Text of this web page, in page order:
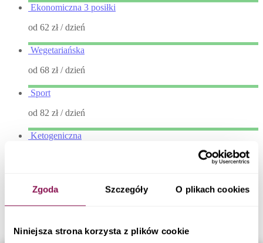
Zgoda Szczegóły O plikach cookies
Niniejsza strona korzysta z plików cookie
Ekonomiczna 3 posiłki
od 62 zł/ dzień
Wegetariańska
od 68 zł/ dzień
Sport
od 82 zł/ dzień
Ketogeniczna